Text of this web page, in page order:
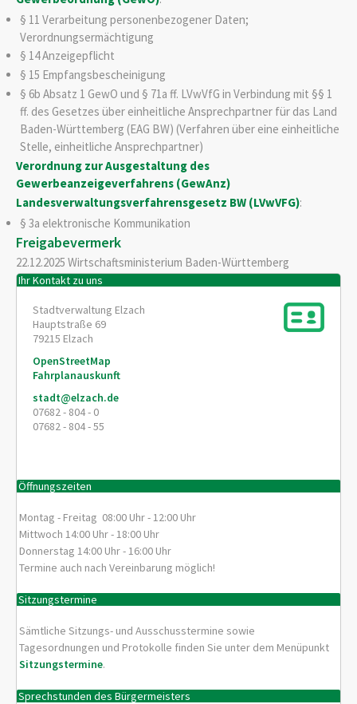
§ 11 Verarbeitung personenbezogener Daten;
Verordnungsermächtigung
§ 14 Anzeigepflicht
§ 15 Empfangsbescheinigung
§ 6b Absatz 1 GewO und § 71a ff. LVwVfG in Verbindung mit §§ 1
ff. des Gesetzes über einheitliche Ansprechpartner für das Land
Baden-Württemberg (EAG BW) (Verfahren über eine einheitliche
Stelle, einheitliche Ansprechpartner)
Verordnung zur Ausgestaltung des
Gewerbeanzeigeverfahrens (GewAnz)
Landesverwaltungsverfahrensgesetz BW (LVwVFG):
§ 3a elektronische Kommunikation
Freigabevermerk
22.12.2025 Wirtschaftsministerium Baden-Württemberg
Ihr Kontakt zu uns
Stadtverwaltung Elzach
Hauptstraße 69
79215 Elzach
OpenStreetMap
Fahrplanauskunft
stadt@elzach.de
07682 - 804 - 0
07682 - 804 - 55
Öffnungszeiten
Montag - Freitag 08:00 Uhr - 12:00 Uhr
Mittwoch 14:00 Uhr - 18:00 Uhr
Donnerstag 14:00 Uhr - 16:00 Uhr
Termine auch nach Vereinbarung möglich!
Sitzungstermine
Sämtliche Sitzungs- und Ausschusstermine sowie
Tagesordnungen und Protokolle finden Sie unter dem Menüpunkt
Sitzungstermine.
Sprechstunden des Bürgermeisters